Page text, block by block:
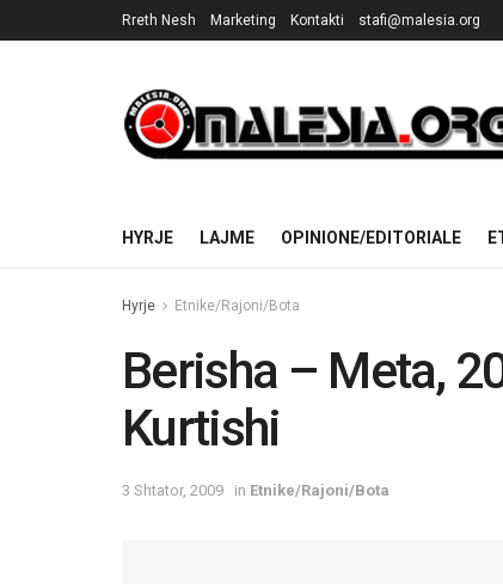
Rreth Nesh Marketing Kontakti stafi@malesia.org
HYRJE LAJME OPINIONE/EDITORIALE
Hyrje Etnike/Rajoni/Bota
Berisha – Meta,
Kurtishi
3 Shtator, 2009 in Etnike/Rajoni/Bota